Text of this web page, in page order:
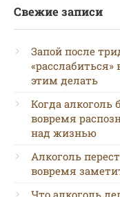
Свежие записи
Запой после
этим делать
Когда алкоголь
вовремя
над жизнью
Алкоголь
вовремя
Что алкоголь